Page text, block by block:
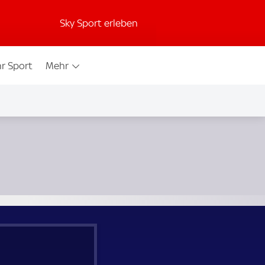
Sky Sport erleben
Sport Mehr